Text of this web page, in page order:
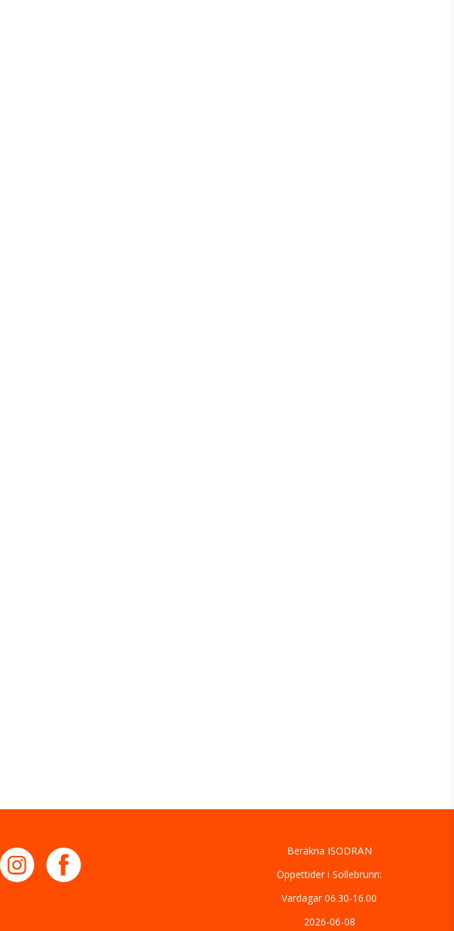
Beräkna ISODRÄN
Öppettider i Sollebrunn:
Vardagar 06.30-16.00
2026-06-08